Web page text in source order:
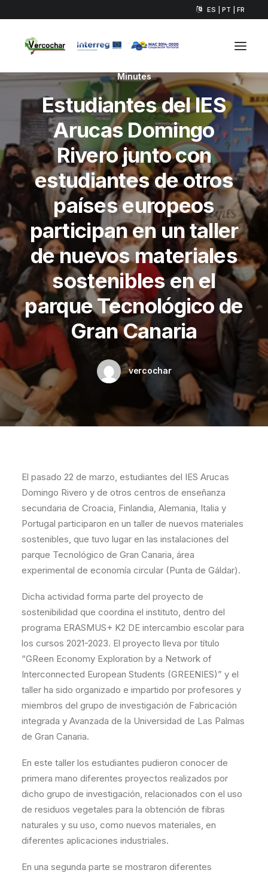
ES | PT | FR
Minutes
Estudiantes del IES
Arucas Domingo
Rivero junto con
estudiantes de otros
países europeos
participan en un taller
de nuevos materiales
sostenibles en el
parque Tecnológico de
Gran Canaria
vercochar
El pasado 22 de marzo, estudiantes del IES Arucas
Domingo Rivero y de otros centros de enseñanza
secundaria de Croacia, Finlandia, Alemania, Italia y
Portugal participaron en un taller de nuevos materiales
sostenibles, que tuvo lugar en las instalaciones del
parque Tecnológico de Gran Canaria, área
experimental de economía circular (Punta de Gáldar).
Dicha actividad forma parte del proyecto de
sostenibilidad que coordina el instituto, dentro del
programa ERASMUS+ K2 DE intercambio escolar para
los cursos 2021-2023. El proyecto lleva por título
“GReen Economy Exploration by a Network of
Interconnected European Students (GREENIES)” y el
taller ha sido organizado e impartido por profesores y
miembros del grupo de investigación de Fabricación
integrada y Avanzada de la Universidad de Las Palmas
de Gran Canaria.
En este taller los estudiantes pudieron conocer de
primera mano diferentes proyectos realizados por
dicho grupo de investigación, relacionados con el uso
de residuos vegetales para la obtención de fibras
naturales y su uso, como nuevos materiales, en
diferentes aplicaciones industriales.
En una segunda parte se mostraron diferentes